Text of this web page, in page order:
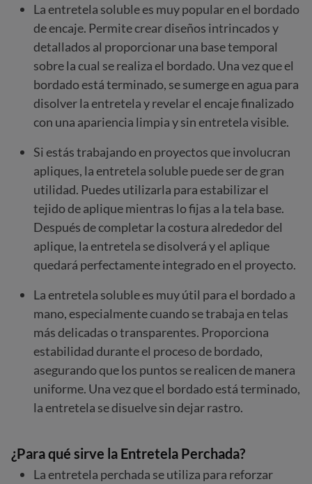
La entretela soluble es muy popular en el bordado
de encaje. Permite crear diseños intrincados y
detallados al proporcionar una base temporal
sobre la cual se realiza el bordado. Una vez que el
bordado está terminado, se sumerge en agua para
disolver la entretela y revelar el encaje finalizado
con una apariencia limpia y sin entretela visible.
Si estás trabajando en proyectos que involucran
apliques, la entretela soluble puede ser de gran
utilidad. Puedes utilizarla para estabilizar el
tejido de aplique mientras lo fijas a la tela base.
Después de completar la costura alrededor del
aplique, la entretela se disolverá y el aplique
quedará perfectamente integrado en el proyecto.
La entretela soluble es muy útil para el bordado a
mano, especialmente cuando se trabaja en telas
más delicadas o transparentes. Proporciona
estabilidad durante el proceso de bordado,
asegurando que los puntos se realicen de manera
uniforme. Una vez que el bordado está terminado,
la entretela se disuelve sin dejar rastro.
¿Para qué sirve la Entretela Perchada?
La entretela perchada se utiliza para reforzar